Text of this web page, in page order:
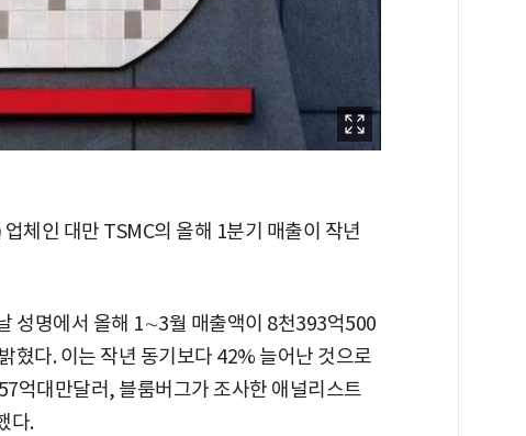
체인 대만 TSMC의 올해 1분기 매출이 작년
성명에서 올해 1∼3월 매출액이 8천393억500
혔다. 이는 작년 동기보다 42% 늘어난 것으로
억대만달러, 블룸버그가 조사한 애널리스트
다.